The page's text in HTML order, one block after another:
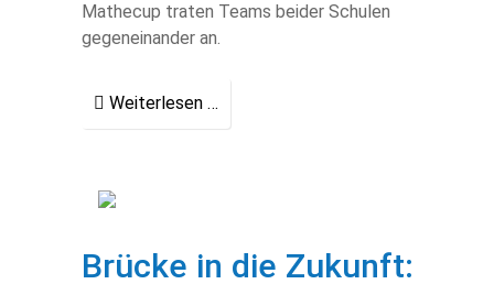
Mathecup traten Teams beider Schulen
gegeneinander an.
Weiterlesen …
​Brücke in die Zukunft: